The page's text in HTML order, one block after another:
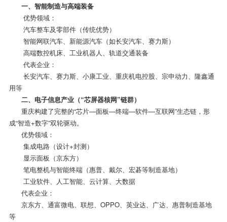
一、智能制造与高端装备
优势领域：
汽车整车及零部件（传统优势）
智能网联汽车、新能源汽车（如长安汽车、赛力斯）
高端数控机床、工业机器人、轨道交通装备
代表企业：
长安汽车、赛力斯、小康工业、重庆机电控股、宗申动力、隆鑫通
用等
二、电子信息产业（“芯屏器核网”链群）
重庆构建了完整的“芯片—面板—终端—软件—互联网”生态链，形
成“智造+数字”双轮驱动。
优势领域：
集成电路（设计+封测）
显示面板（京东方）
笔电整机与智能终端（惠普、戴尔、宏碁等制造基地）
工业软件、人工智能、云计算、大数据
代表企业：
京东方、通富微电、联想、OPPO、英业达、广达、惠普制造基地
等